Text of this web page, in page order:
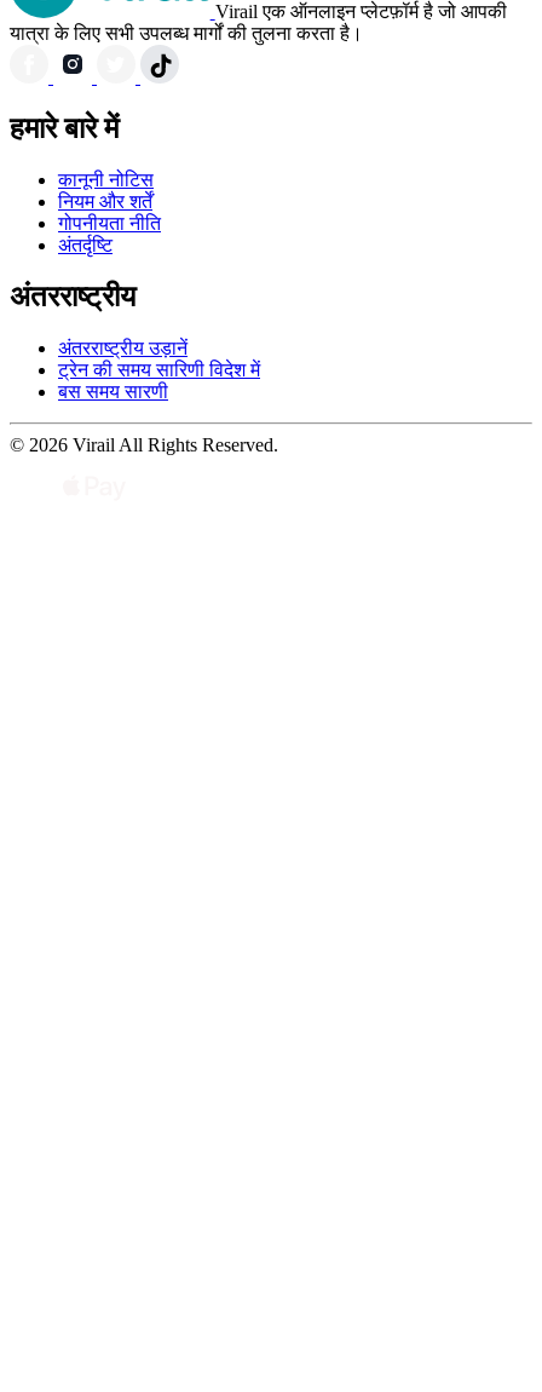
Virail एक ऑनलाइन प्लेटफ़ॉर्म है जो आपकी
यात्रा के लिए सभी उपलब्ध मार्गों की तुलना करता है।
हमारे बारे में
कानूनी नोटिस
नियम और शर्तें
गोपनीयता नीति
अंतर्दृष्टि
अंतरराष्ट्रीय
अंतरराष्ट्रीय उड़ानें
ट्रेन की समय सारिणी विदेश में
बस समय सारणी
© 2026 Virail All Rights Reserved.